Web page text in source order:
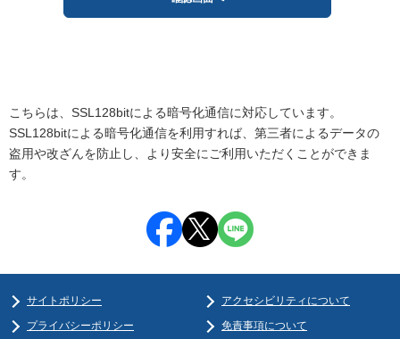
こちらは、SSL128bitによる暗号化通信に対応しています。
SSL128bitによる暗号化通信を利用すれば、第三者によるデータの
盗用や改ざんを防止し、より安全にご利用いただくことができま
す。
サイトポリシー
アクセシビリティについて
プライバシーポリシー
免責事項について